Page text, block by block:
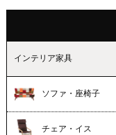
インテリア家具
ソファ・座椅子
チェア・イス